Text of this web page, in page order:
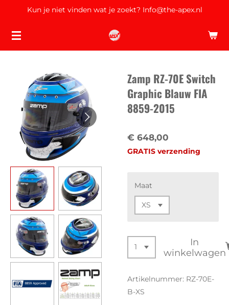
naar
de
Kun je niet vinden wat je zoekt? Info@the-apex.nl
Zamp RZ-70E Switch
Graphic Blauw FIA
8859-2015
€ 648,00
GRATIS verzending
Maat
In
winkelwagen
Artikelnummer: RZ-70E-
B-XS